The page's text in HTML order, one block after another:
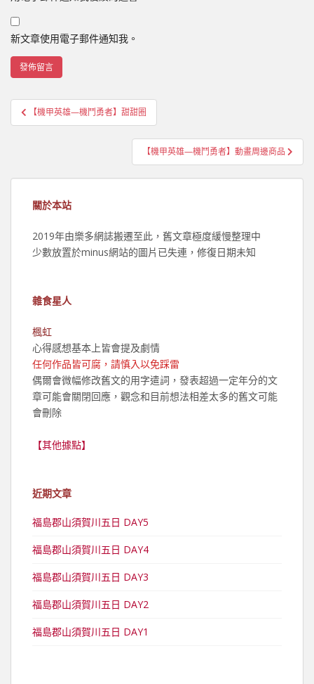
新文章使用電子郵件通知我。
文
章
【機甲英雄—機鬥勇者】甜甜圈
【機甲英雄—機鬥勇者】動畫周邊商品
關於本站
2019年由樂多網誌搬遷至此，舊文章極度緩慢整理中
少數放置於minus網站的圖片已失連，修復日期未知
雜食星人
楓虹
心得感想基本上皆會提及劇情
任何作品皆可腐，請慎入以免踩雷
偶爾會微幅修改舊文的用字遣詞，發表超過一定年分的文
章可能會關閉回應，觀念和目前想法相差太多的舊文可能
會刪除
【其他據點】
近期文章
福島郡山須賀川五日 DAY5
福島郡山須賀川五日 DAY4
福島郡山須賀川五日 DAY3
福島郡山須賀川五日 DAY2
福島郡山須賀川五日 DAY1